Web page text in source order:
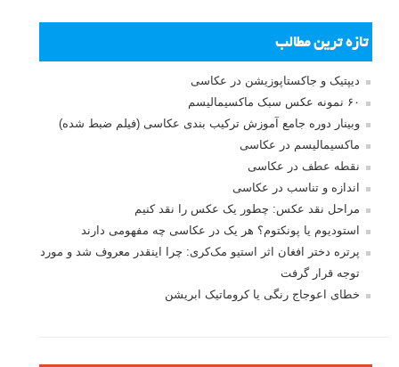
تازه ترین مطالب
دیپتیک و جاکستا‌پوزیشن در عکاسی
۶۰ نمونه عکس سبک ماکسیمالیسم
وبینار دوره جامع آموزش ترکیب بندی عکاسی (فیلم ضبط شده)
ماکسیمالیسم در عکاسی
نقطه عطف در عکاسی
اندازه و تناسب در عکاسی
مراحل نقد عکس: چطور یک عکس را نقد کنیم
استودیوم یا پونکتوم؟ هر یک در عکاسی چه مفهومی دارند
پرتره دختر افغان اثر استیو مک‌کری: چرا اینقدر معروف شد و مورد
توجه قرار گرفت
خطای اعوجاج رنگی یا کروماتیک ابریشن